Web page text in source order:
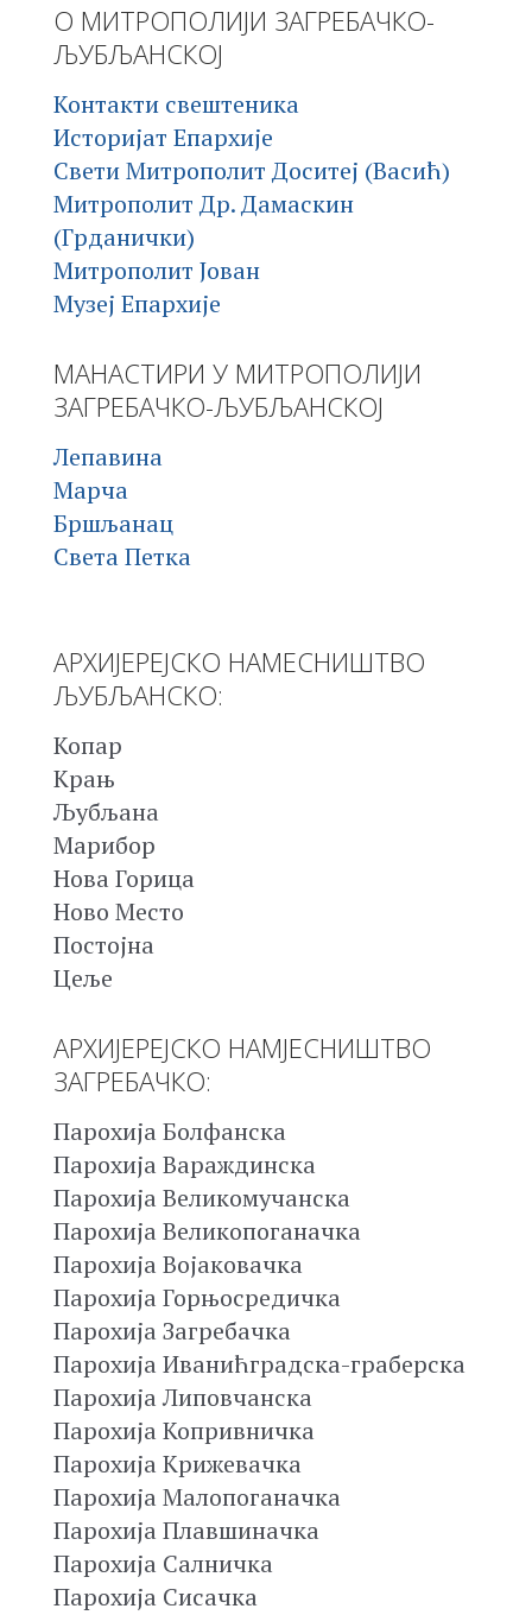
О МИТРОПОЛИЈИ ЗАГРЕБАЧКО-
ЉУБЉАНСКОЈ
Контакти свештеника
Историјат Епархије
Свети Митрополит Доситеј (Васић)
Митрополит Др. Дамаскин
(Грданички)
Митрополит Јован
Музеј Епархије
МАНАСТИРИ У МИТРОПОЛИЈИ
ЗАГРЕБАЧКО-ЉУБЉАНСКОЈ
Лепавина
Марча
Бршљанац
Света Петка
АРХИЈЕРЕЈСКО НАМЕСНИШТВО
ЉУБЉАНСКО:
Копар
Крањ
Љубљана
Марибор
Нова Горица
Ново Место
Постојна
Цеље
АРХИЈЕРЕЈСКО НАМЈЕСНИШТВО
ЗАГРЕБАЧКО:
Парохија Болфанска
Парохија Вараждинска
Парохија Великомучанска
Парохија Великопоганачка
Парохија Војаковачка
Парохија Горњосредичка
Парохија Загребачка
Парохија Иванићградска-граберска
Парохија Липовчанска
Парохија Копривничка
Парохија Крижевачка
Парохија Малопоганачка
Парохија Плавшиначка
Парохија Салничка
Парохија Сисачка